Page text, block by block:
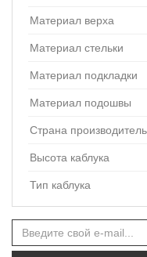
Материал верха
Материал стельки
Материал подкладки
Материал подошвы
Страна производитель
Высота каблука
Тип каблука